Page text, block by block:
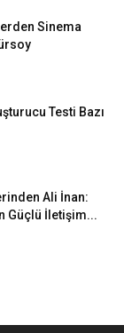
Sinema
Testi Bazı
Ali İnan:
Güçlü İletişim...